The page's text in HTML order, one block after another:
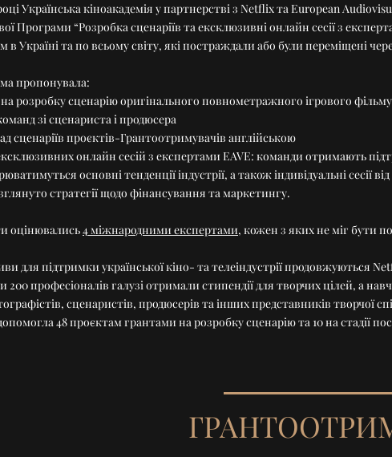
Українська кіноакадемія у партнерстві з Netflix та European
Програми “Розробка сценаріїв та ексклюзивні онлайн сесії з
в Україні та по всьому світу, які постраждали або були переміщені
пропонувала:
розробку сценарію оригінального повнометражного ігрового
зі сценариста і продюсера
сценаріїв проєктів-Грантоотримувачів англійською
онлайн сесій з експертами EAVE: команди отримають
основні тенденції індустрії, а також індивідуальні сесії
стратегії щодо фінансування та маркетингу.
оцінювались4 міжнародними експертами, кожен з яких не міг бути
для підтримки української кіно- та телеіндустрії продовжуються
200 професіоналів галузі отримали стипендії для творчих цілей, а
сценаристів, продюсерів та інших представників творчої
48 проєктам грантами на розробку сценарію та 10 на стадії